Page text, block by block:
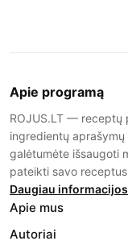
Apie programą
ROJUS.LT — receptų
ingredientų
galėtumėte išsaugoti
pateikti savo
Daugiau informacijos
Apie mus
Autoriai